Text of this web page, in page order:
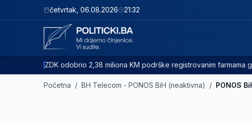
četvrtak 06.08.2026 21:32
ZDK odobrio 2,38 miliona KM podrške registrovanim farmama
Početna / BH Telecom - PONOS BiH (neaktivna) / PONOS